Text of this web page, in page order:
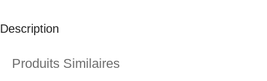
Description
Produits Similaires